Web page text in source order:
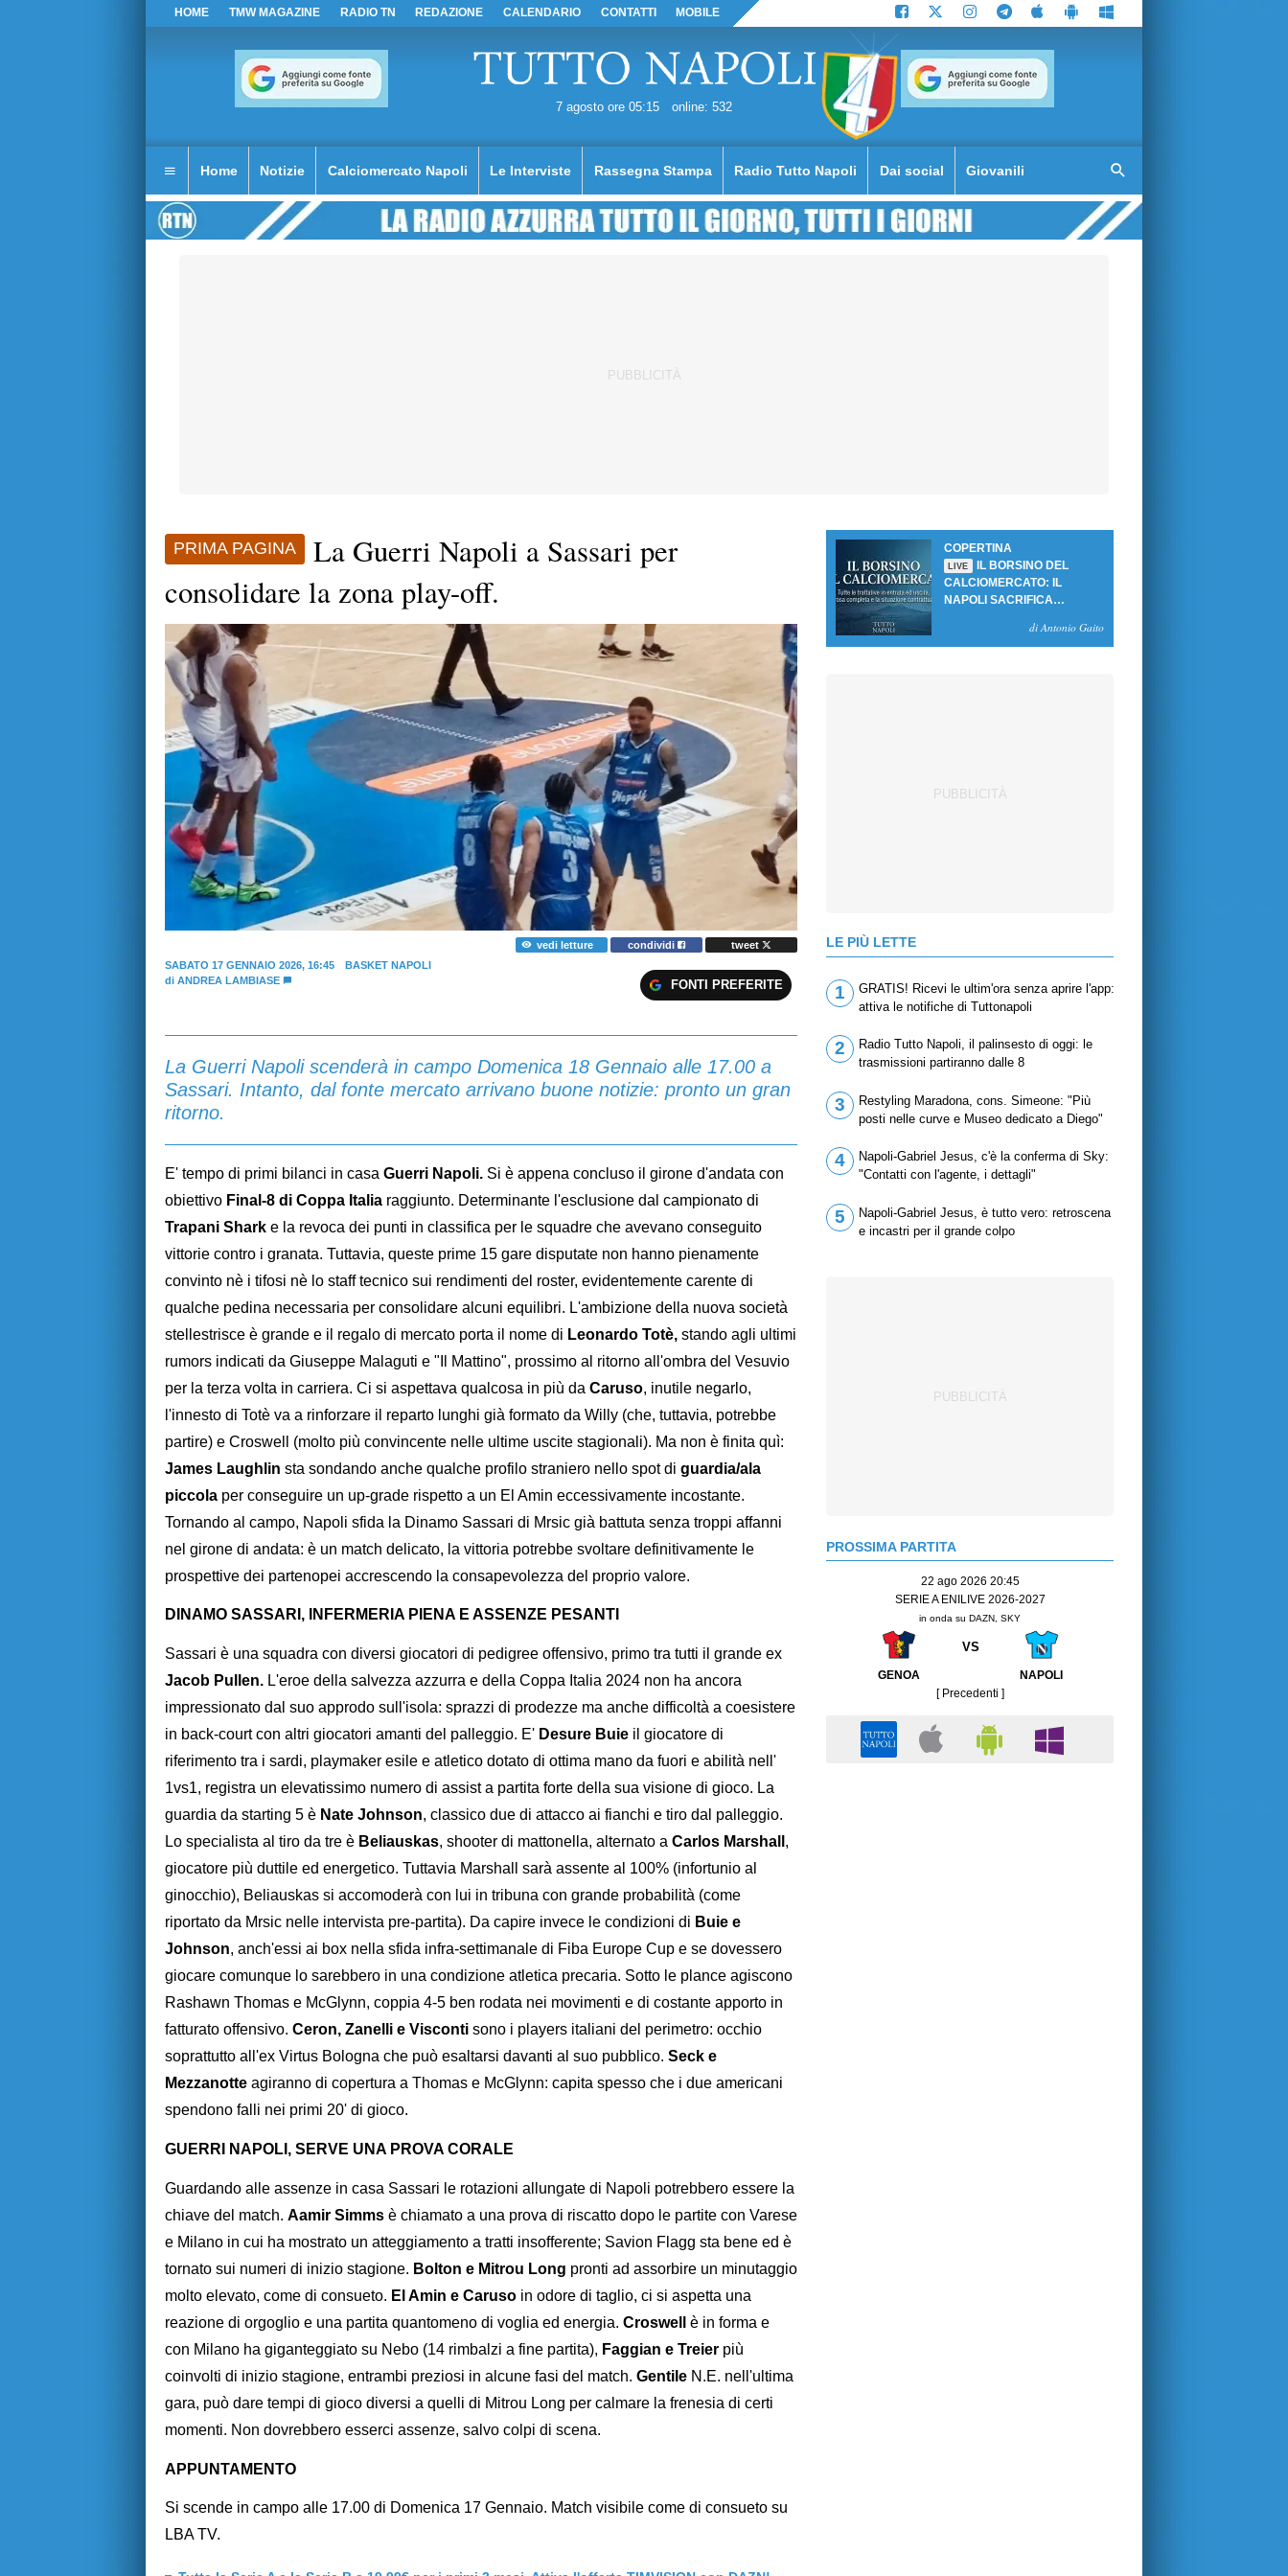
HOME TMW MAGAZINE RADIO TN REDAZIONE CALENDARIO CONTATTI MOBILE
7 agosto ore 05:15 online: 532
Home Notizie Calciomercato Napoli Le Interviste Rassegna Stampa Radio Tutto Napoli Dai social Giovanili
PRIMA PAGINA
La Guerri Napoli a Sassari per
consolidare la zona play-off.
vedi letture condividi
tweet
SABATO 17 GENNAIO 2026, 16:45
BASKET NAPOLI
di ANDREA LAMBIASE FONTI PREFERITE
La Guerri Napoli scenderà in campo Domenica 18 Gennaio alle 17.00 a
Sassari. Intanto, dal fonte mercato arrivano buone notizie: pronto un gran
ritorno.
E' tempo di primi bilanci in casa Guerri Napoli. Si è appena concluso il girone d'andata con
obiettivo Final-8 di Coppa Italia raggiunto. Determinante l'esclusione dal campionato di
Trapani Shark e la revoca dei punti in classifica per le squadre che avevano conseguito
vittorie contro i granata. Tuttavia, queste prime 15 gare disputate non hanno pienamente
convinto nè i tifosi nè lo staff tecnico sui rendimenti del roster, evidentemente carente di
qualche pedina necessaria per consolidare alcuni equilibri. L'ambizione della nuova società
stellestrisce è grande e il regalo di mercato porta il nome di Leonardo Totè, stando agli ultimi
rumors indicati da Giuseppe Malaguti e "Il Mattino", prossimo al ritorno all'ombra del Vesuvio
per la terza volta in carriera. Ci si aspettava qualcosa in più da Caruso, inutile negarlo,
l'innesto di Totè va a rinforzare il reparto lunghi già formato da Willy (che, tuttavia, potrebbe
partire) e Croswell (molto più convincente nelle ultime uscite stagionali). Ma non è finita quì:
James Laughlin sta sondando anche qualche profilo straniero nello spot di guardia/ala
piccola per conseguire un up-grade rispetto a un El Amin eccessivamente incostante.
Tornando al campo, Napoli sfida la Dinamo Sassari di Mrsic già battuta senza troppi affanni
nel girone di andata: è un match delicato, la vittoria potrebbe svoltare definitivamente le
prospettive dei partenopei accrescendo la consapevolezza del proprio valore.
DINAMO SASSARI, INFERMERIA PIENA E ASSENZE PESANTI
Sassari è una squadra con diversi giocatori di pedigree offensivo, primo tra tutti il grande ex
Jacob Pullen. L'eroe della salvezza azzurra e della Coppa Italia 2024 non ha ancora
impressionato dal suo approdo sull'isola: sprazzi di prodezze ma anche difficoltà a coesistere
in back-court con altri giocatori amanti del palleggio. E' Desure Buie il giocatore di
riferimento tra i sardi, playmaker esile e atletico dotato di ottima mano da fuori e abilità nell'
1vs1, registra un elevatissimo numero di assist a partita forte della sua visione di gioco. La
guardia da starting 5 è Nate Johnson, classico due di attacco ai fianchi e tiro dal palleggio.
Lo specialista al tiro da tre è Beliauskas, shooter di mattonella, alternato a Carlos Marshall ,
giocatore più duttile ed energetico. Tuttavia Marshall sarà assente al 100% (infortunio al
ginocchio), Beliauskas si accomoderà con lui in tribuna con grande probabilità (come
riportato da Mrsic nelle intervista pre-partita). Da capire invece le condizioni di Buie e
Johnson, anch'essi ai box nella sfida infra-settimanale di Fiba Europe Cup e se dovessero
giocare comunque lo sarebbero in una condizione atletica precaria. Sotto le plance agiscono
Rashawn Thomas e McGlynn, coppia 4-5 ben rodata nei movimenti e di costante apporto in
fatturato offensivo. Ceron, Zanelli e Visconti sono i players italiani del perimetro: occhio
soprattutto all'ex Virtus Bologna che può esaltarsi davanti al suo pubblico. Seck e
Mezzanotte agiranno di copertura a Thomas e McGlynn: capita spesso che i due americani
spendono falli nei primi 20' di gioco.
GUERRI NAPOLI, SERVE UNA PROVA CORALE
Guardando alle assenze in casa Sassari le rotazioni allungate di Napoli potrebbero essere la
chiave del match. Aamir Simms è chiamato a una prova di riscatto dopo le partite con Varese
e Milano in cui ha mostrato un atteggiamento a tratti insofferente; Savion Flagg sta bene ed è
tornato sui numeri di inizio stagione. Bolton e Mitrou Long pronti ad assorbire un minutaggio
molto elevato, come di consueto. El Amin e Caruso in odore di taglio, ci si aspetta una
reazione di orgoglio e una partita quantomeno di voglia ed energia. Croswell è in forma e
con Milano ha giganteggiato su Nebo (14 rimbalzi a fine partita), Faggian e Treier più
coinvolti di inizio stagione, entrambi preziosi in alcune fasi del match. Gentile N.E. nell'ultima
gara, può dare tempi di gioco diversi a quelli di Mitrou Long per calmare la frenesia di certi
momenti. Non dovrebbero esserci assenze, salvo colpi di scena.
APPUNTAMENTO
Si scende in campo alle 17.00 di Domenica 17 Gennaio. Match visibile come di consueto su
LBA TV.
COPERTINA
LIVE
IL BORSINO DEL
CALCIOMERCATO: IL
NAPOLI SACRIFICA
SBLOCCANO ARRIVIdi Antonio Gaito
LE PIÙ LETTE
1
GRATIS! Ricevi le ultim'ora senza aprire l'app:
attiva le notifiche di Tuttonapoli
2
Radio Tutto Napoli, il palinsesto di oggi: le
trasmissioni partiranno dalle 8
3
Restyling Maradona, cons. Simeone: "Più
posti nelle curve e Museo dedicato a Diego"
4
Napoli-Gabriel Jesus, c'è la conferma di Sky:
"Contatti con l'agente, i dettagli"
5
Napoli-Gabriel Jesus, è tutto vero: retroscena
e incastri per il grande colpo
PROSSIMA PARTITA
22 ago 2026 20:45
SERIE A ENILIVE 2026-2027
in onda su DAZN, SKY
VS
GENOA
NAPOLI
[ Precedenti ]